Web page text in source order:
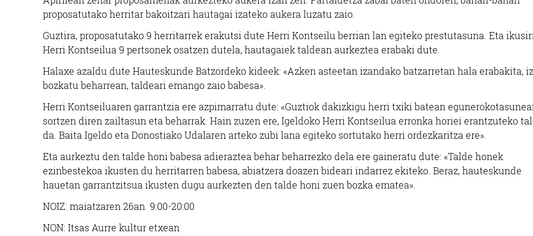
proposatutako herritar bakoitzari hautagai izateko aukera luzatu zaio.
Guztira, proposatutako 9 herritarrek erakutsi dute Herri Kontseilu berrian lan egiteko prestutasuna. Eta
Herri Kontseilua 9 pertsonek osatzen dutela, hautagaiek taldean aurkeztea erabaki dute.
Halaxe azaldu dute Hauteskunde Batzordeko kideek: «Azken asteetan izandako batzarretan hala erabakita,
bozkatu beharrean, taldeari emango zaio babesa».
Herri Kontseiluaren garrantzia ere azpimarratu dute: «Guztiok dakizkigu herri txiki batean
sortzen diren zailtasun eta beharrak. Hain zuzen ere, Igeldoko Herri Kontseilua erronka horiei erantzuteko
da. Baita Igeldo eta Donostiako Udalaren arteko zubi lana egiteko sortutako herri ordezkaritza ere».
Eta aurkeztu den talde honi babesa adieraztea behar beharrezko dela ere gaineratu dute: «Talde honek
ezinbestekoa ikusten du herritarren babesa, abiatzera doazen bideari indarrez ekiteko. Beraz, hauteskunde
hauetan garrantzitsua ikusten dugu aurkezten den talde honi zuen bozka ematea».
NOIZ: maiatzaren 26an 9:00-20:00
NON: Itsas Aurre kultur etxean